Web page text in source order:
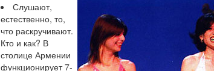
Слушают,
естественно, то,
что раскручивают.
Кто и как? В
столице Армении
функционирует 7-